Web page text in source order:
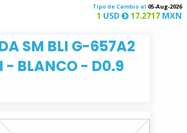
Tipo de Cambio al 05-Aug-2026
1 USD 17.2717 MXN
SM BLI G-657A2
- BLANCO - D0.9